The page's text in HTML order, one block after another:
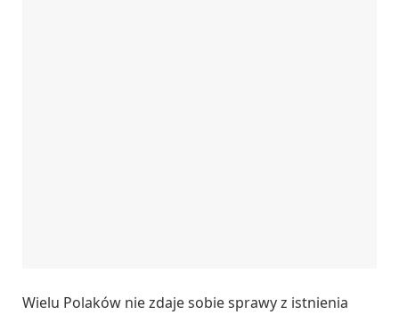
Wielu Polaków nie zdaje sobie sprawy z istnienia